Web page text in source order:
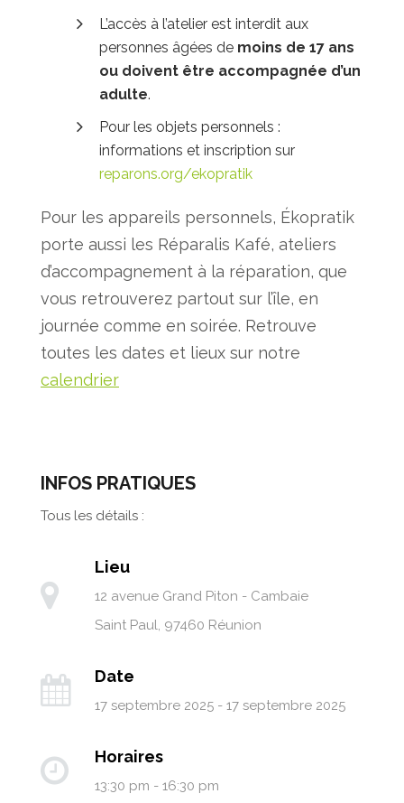
L’accès à l’atelier est interdit aux
personnes âgées de moins de 17 ans
ou doivent être accompagnée d’un
adulte.
Pour les objets personnels :
informations et inscription sur
reparons.org/ekopratik
Pour les appareils personnels, Ékopratik
porte aussi les Réparalis Kafé, ateliers
d’accompagnement à la réparation, que
vous retrouverez partout sur l’île, en
journée comme en soirée. Retrouve
toutes les dates et lieux sur notre
calendrier
INFOS PRATIQUES
Tous les détails :
Lieu
12 avenue Grand Piton - Cambaie
Saint Paul, 97460 Réunion
Date
17 septembre 2025 - 17 septembre 2025
Horaires
13:30 pm - 16:30 pm